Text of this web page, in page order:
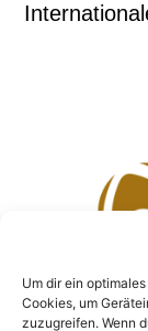
Um dir ein
Cookies, um
zuzugreifen. Wenn